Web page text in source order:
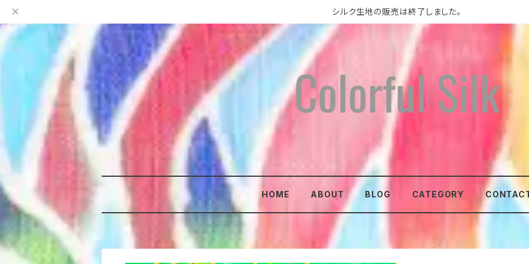
シルク生地の販売は終了しました。
HOME ABOUT BLOG CATEGORY